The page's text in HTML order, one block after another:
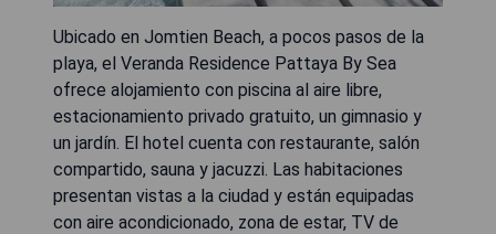
Ubicado en Jomtien Beach, a pocos pasos de la
playa, el Veranda Residence Pattaya By Sea
ofrece alojamiento con piscina al aire libre,
estacionamiento privado gratuito, un gimnasio y
un jardín. El hotel cuenta con restaurante, salón
compartido, sauna y jacuzzi. Las habitaciones
presentan vistas a la ciudad y están equipadas
con aire acondicionado, zona de estar, TV de